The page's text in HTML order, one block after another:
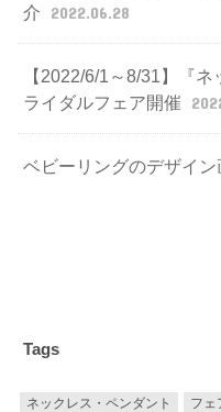
介
2022.06.28
【2022/6/1～8/31】『
ライダルフェア開催
ベビーリングのデザイ
Tags
ネックレス・ペンダント フェ